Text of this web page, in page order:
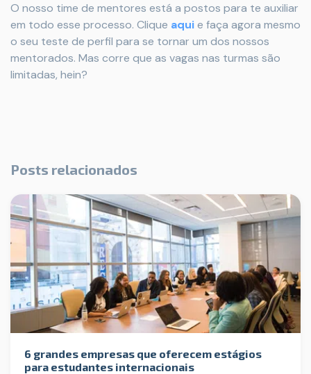
O nosso time de mentores está a postos para te auxiliar
em todo esse processo. Clique aquie faça agora mesmo
o seu teste de perfil para se tornar um dos nossos
mentorados. Mas corre que as vagas nas turmas são
limitadas, hein?
Posts relacionados
6 grandes empresas que oferecem estágios
para estudantes internacionais